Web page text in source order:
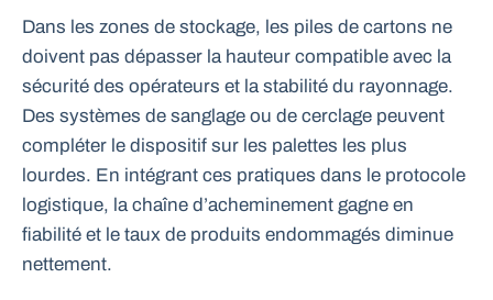
Dans les zones de stockage, les piles de cartons ne
doivent pas dépasser la hauteur compatible avec la
sécurité des opérateurs et la stabilité du rayonnage.
Des systèmes de sanglage ou de cerclage peuvent
compléter le dispositif sur les palettes les plus
lourdes. En intégrant ces pratiques dans le protocole
logistique, la chaîne d’acheminement gagne en
fiabilité et le taux de produits endommagés diminue
nettement.